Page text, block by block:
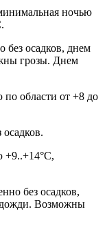
ночью
без осадков, днем
грозы. Днем
области от +8 до
+9..+14°С,
без осадков,
дожди. Возможны